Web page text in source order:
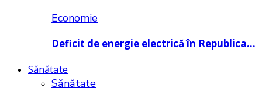
Economie
Deficit de energie electrică în Republica…
Sănătate
Sănătate